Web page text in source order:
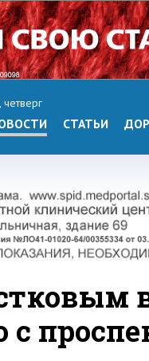
четверг
СТАТЬИ
с